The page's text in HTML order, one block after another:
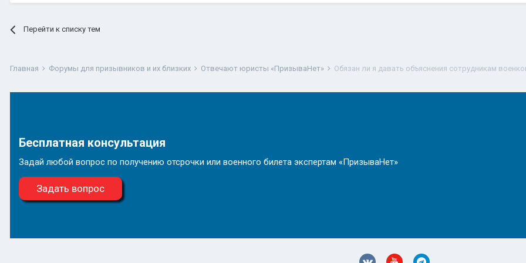
Перейти к списку тем
Главная Форумы для призывников и их близких Отвечают юристы «ПризываНет» Обязан ли я давать объяснения сотрудникам
Бесплатная консультация
Задай любой вопрос по получению отсрочки или военного билета экспертам «ПризываНет»
Задать вопрос